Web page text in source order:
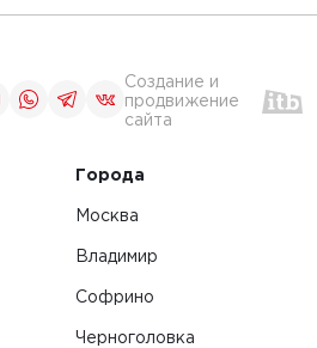
Создание и
продвижение
сайта
Города
Москва
Владимир
Софрино
Черноголовка